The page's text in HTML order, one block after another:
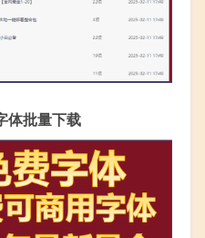
体批量下载